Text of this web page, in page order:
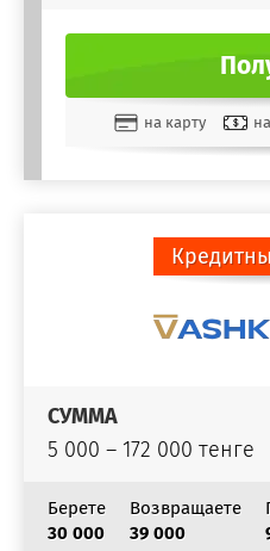
на карту
СУММА
5 000 – 172 000 тенге
Берете
30 000
Возвращаете
39 000